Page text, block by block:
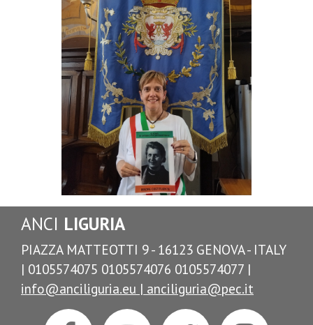
ANCI LIGURIA
PIAZZA MATTEOTTI 9 - 16123 GENOVA - ITALY
| 0105574075 0105574076 0105574077 |
info@anciliguria.eu | anciliguria@pec.it